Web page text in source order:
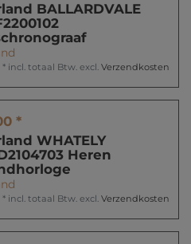
BALLARDVALE
* incl. totaal Btw. excl. Verzendkosten
*
WHATELY
Heren
* incl. totaal Btw. excl. Verzendkosten